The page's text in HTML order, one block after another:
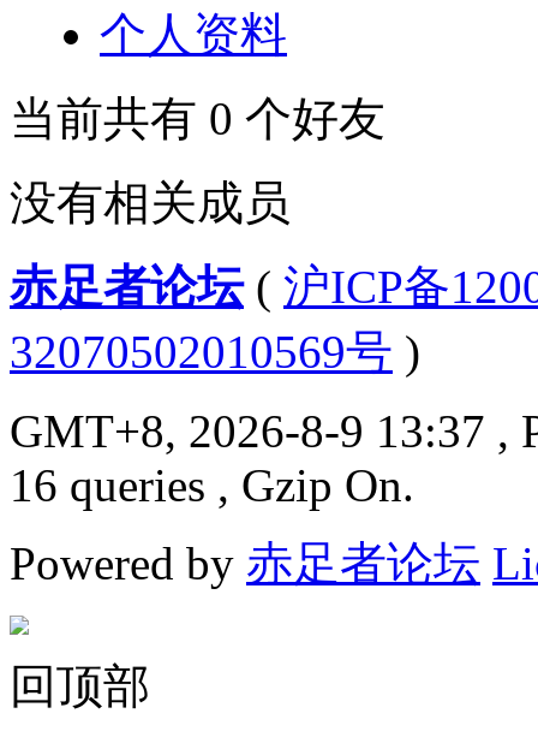
个人资料
当前共有 0 个好友
没有相关成员
赤足者论坛( 沪ICP备
32070502010569号 )
GMT+8, 2026-8-9 13:37 ,
16 queries , Gzip On.
Powered by 赤足者论坛
回顶部